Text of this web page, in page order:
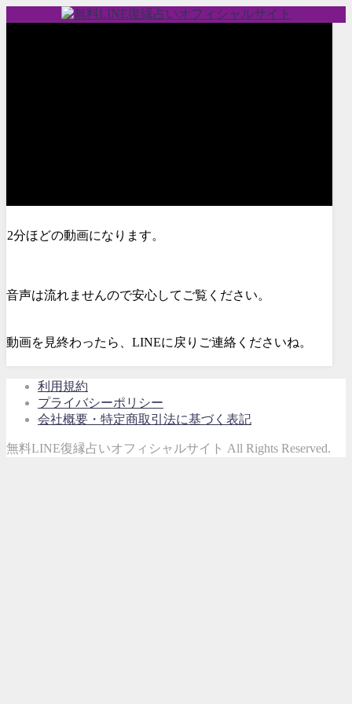
2分ほどの動画になります。
音声は流れませんので安心してご覧ください。
動画を見終わったら、LINEに戻りご連絡くださいね。
利用規約
プライバシーポリシー
会社概要・特定商取引法に基づく表記
無料LINE復縁占いオフィシャルサイト All Rights Reserved.